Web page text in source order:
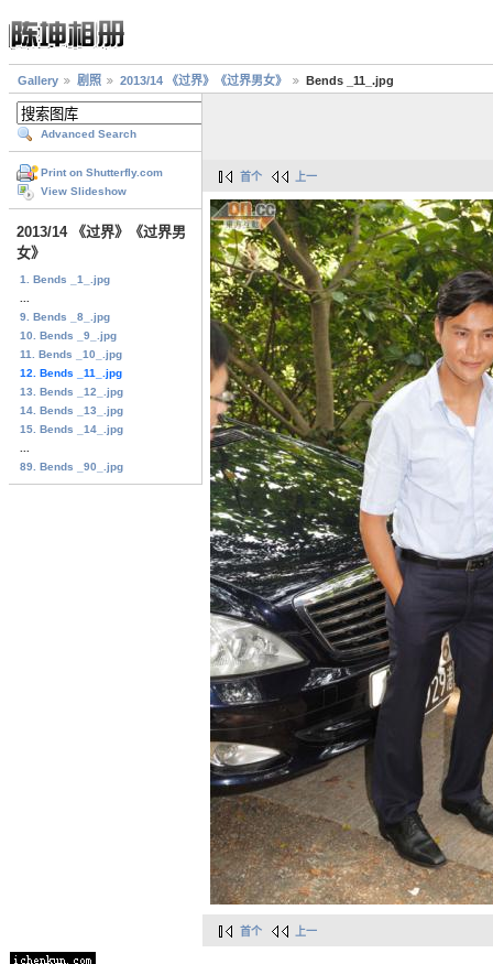
Gallery 剧照 2013/14 《过界》《过界男女》 Bends _11_.jpg
Advanced Search
Print on Shutterfly.com
View Slideshow
2013/14 《过界》《过界男
女》
1. Bends _1_.jpg
9. Bends _8_.jpg
10. Bends _9_.jpg
11. Bends _10_.jpg
12. Bends _11_.jpg
13. Bends _12_.jpg
14. Bends _13_.jpg
15. Bends _14_.jpg
89. Bends _90_.jpg
首个 上一
首个 上一